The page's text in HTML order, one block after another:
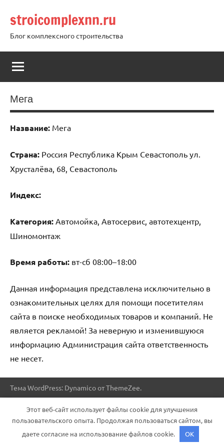
содержимому
stroicomplexnn.ru
Блог комплексного строительства
Мега
Название: Мега
Страна: Россия Республика Крым Севастополь ул.
Хрусталёва, 68, Севастополь
Индекс:
Категория: Автомойка, Автосервис, автотехцентр,
Шиномонтаж
Время работы: вт-сб 08:00–18:00
Данная информация представлена исключительно в
ознакомительных целях для помощи посетителям
сайта в поиске необходимых товаров и компаний. Не
является рекламой! За неверную и изменившуюся
информацию Администрация сайта ответственность
не несет.
Тема WordPress: Dynamico от ThemeZee.
Этот веб-сайт использует файлы cookie для улучшения
пользовательского опыта. Продолжая пользоваться сайтом, вы
даете согласие на использование файлов cookie.
OK